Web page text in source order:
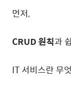
먼저,
CRUD 원칙과
IT 서비스란 무